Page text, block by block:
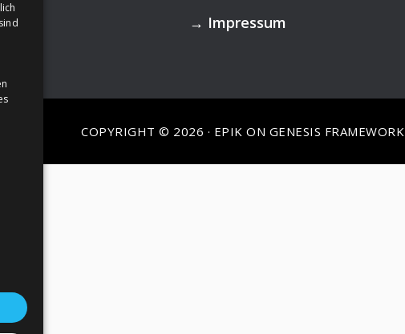
→ Impressum
COPYRIGHT © 2026 · EPIK ON GENESIS FRAMEWORK